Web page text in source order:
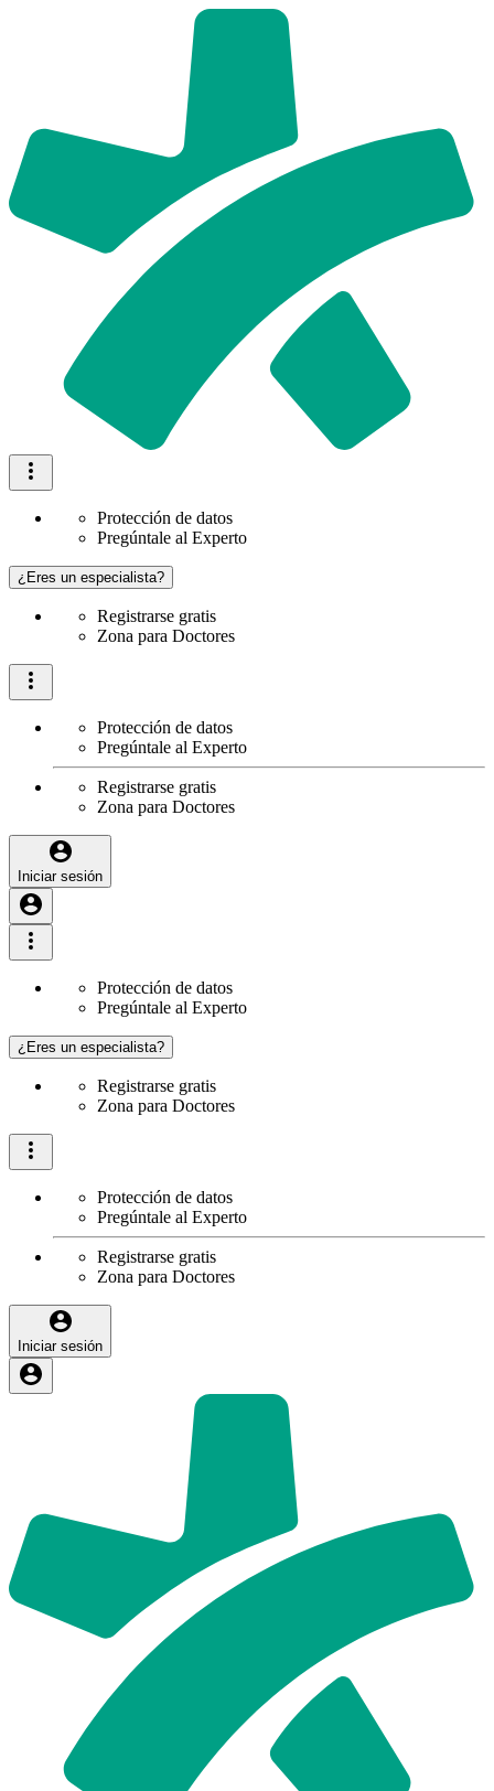
Protección de datos
Pregúntale al Experto
¿Eres un especialista?
Registrarse gratis
Zona para Doctores
Protección de datos
Pregúntale al Experto
Registrarse gratis
Zona para Doctores
Iniciar sesión
Protección de datos
Pregúntale al Experto
¿Eres un especialista?
Registrarse gratis
Zona para Doctores
Protección de datos
Pregúntale al Experto
Registrarse gratis
Zona para Doctores
Iniciar sesión